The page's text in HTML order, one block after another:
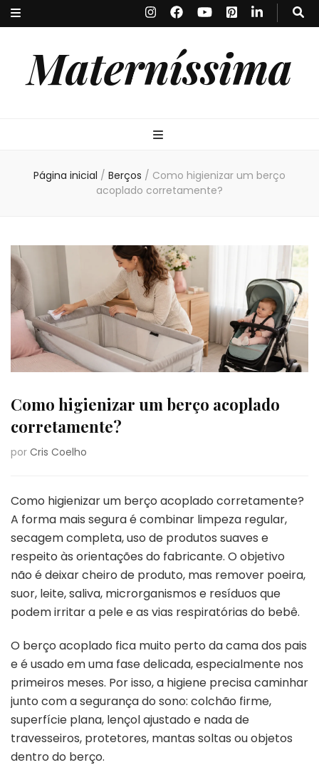
Materníssima
Página inicial / Berços / Como higienizar um berço
acoplado corretamente?
Como higienizar um berço acoplado
corretamente?
por Cris Coelho
Como higienizar um berço acoplado corretamente?
A forma mais segura é combinar limpeza regular,
secagem completa, uso de produtos suaves e
respeito às orientações do fabricante. O objetivo
não é deixar cheiro de produto, mas remover poeira,
suor, leite, saliva, microrganismos e resíduos que
podem irritar a pele e as vias respiratórias do bebê.
O berço acoplado fica muito perto da cama dos pais
e é usado em uma fase delicada, especialmente nos
primeiros meses. Por isso, a higiene precisa caminhar
junto com a segurança do sono: colchão firme,
superfície plana, lençol ajustado e nada de
travesseiros, protetores, mantas soltas ou objetos
dentro do berço.